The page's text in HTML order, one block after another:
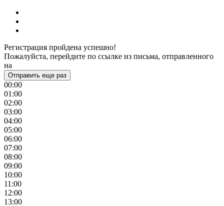
Регистрация пройдена успешно!
Пожалуйста, перейдите по ссылке из письма, отправленного
на
Отправить еще раз
00:00
01:00
02:00
03:00
04:00
05:00
06:00
07:00
08:00
09:00
10:00
11:00
12:00
13:00